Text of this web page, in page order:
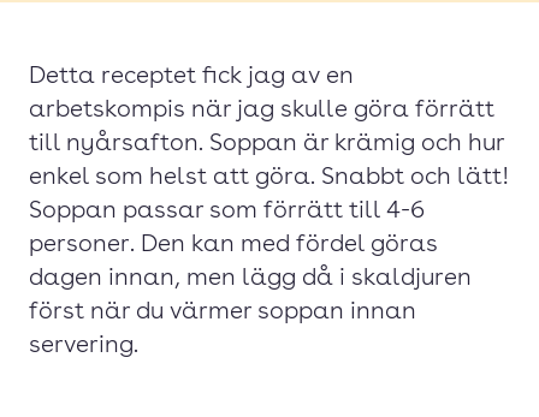
Detta receptet fick jag av en
arbetskompis när jag skulle göra förrätt
till nyårsafton. Soppan är krämig och hur
enkel som helst att göra. Snabbt och lätt!
Soppan passar som förrätt till 4-6
personer. Den kan med fördel göras
dagen innan, men lägg då i skaldjuren
först när du värmer soppan innan
servering.